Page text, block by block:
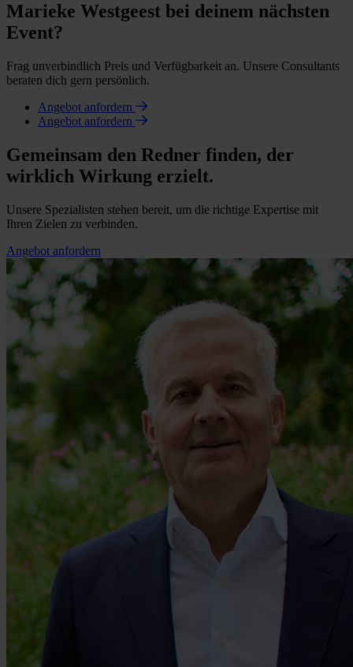
Marieke Westgeest bei deinem nächsten
Event?
Frag unverbindlich Preis und Verfügbarkeit an. Unsere Consultants
beraten dich gern persönlich.
Angebot anfordern
Angebot anfordern
Gemeinsam den Redner finden, der
wirklich Wirkung erzielt.
Unsere Spezialisten stehen bereit, um die richtige Expertise mit
Ihren Zielen zu verbinden.
Angebot anfordern